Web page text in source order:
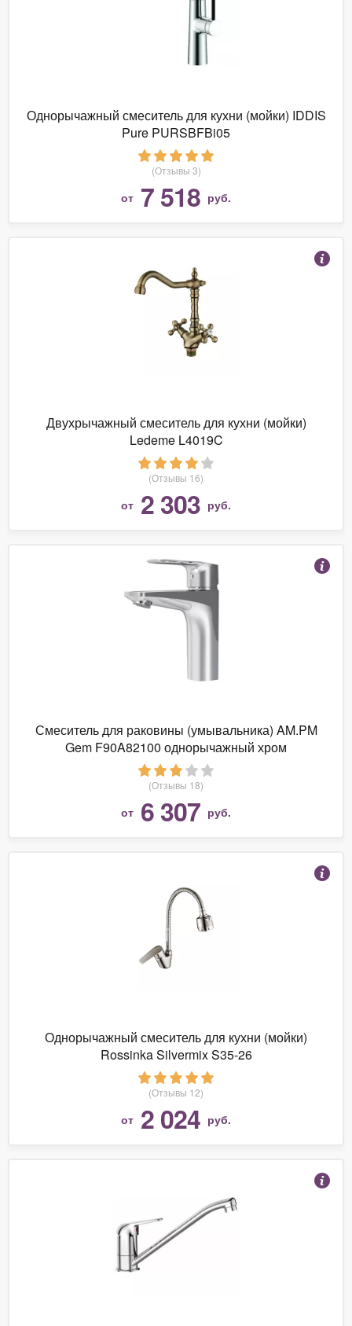
Однорычажный смеситель для кухни (мойки) IDDIS
Pure PURSBFBi05
(Отзывы 3)
от 7 518 руб.
Двухрычажный смеситель для кухни (мойки)
Ledeme L4019C
(Отзывы 16)
от 2 303 руб.
Смеситель для раковины (умывальника) AM.PM
Gem F90A82100 однорычажный хром
(Отзывы 18)
от 6 307 руб.
Однорычажный смеситель для кухни (мойки)
Rossinka Silvermix S35-26
(Отзывы 12)
от 2 024 руб.